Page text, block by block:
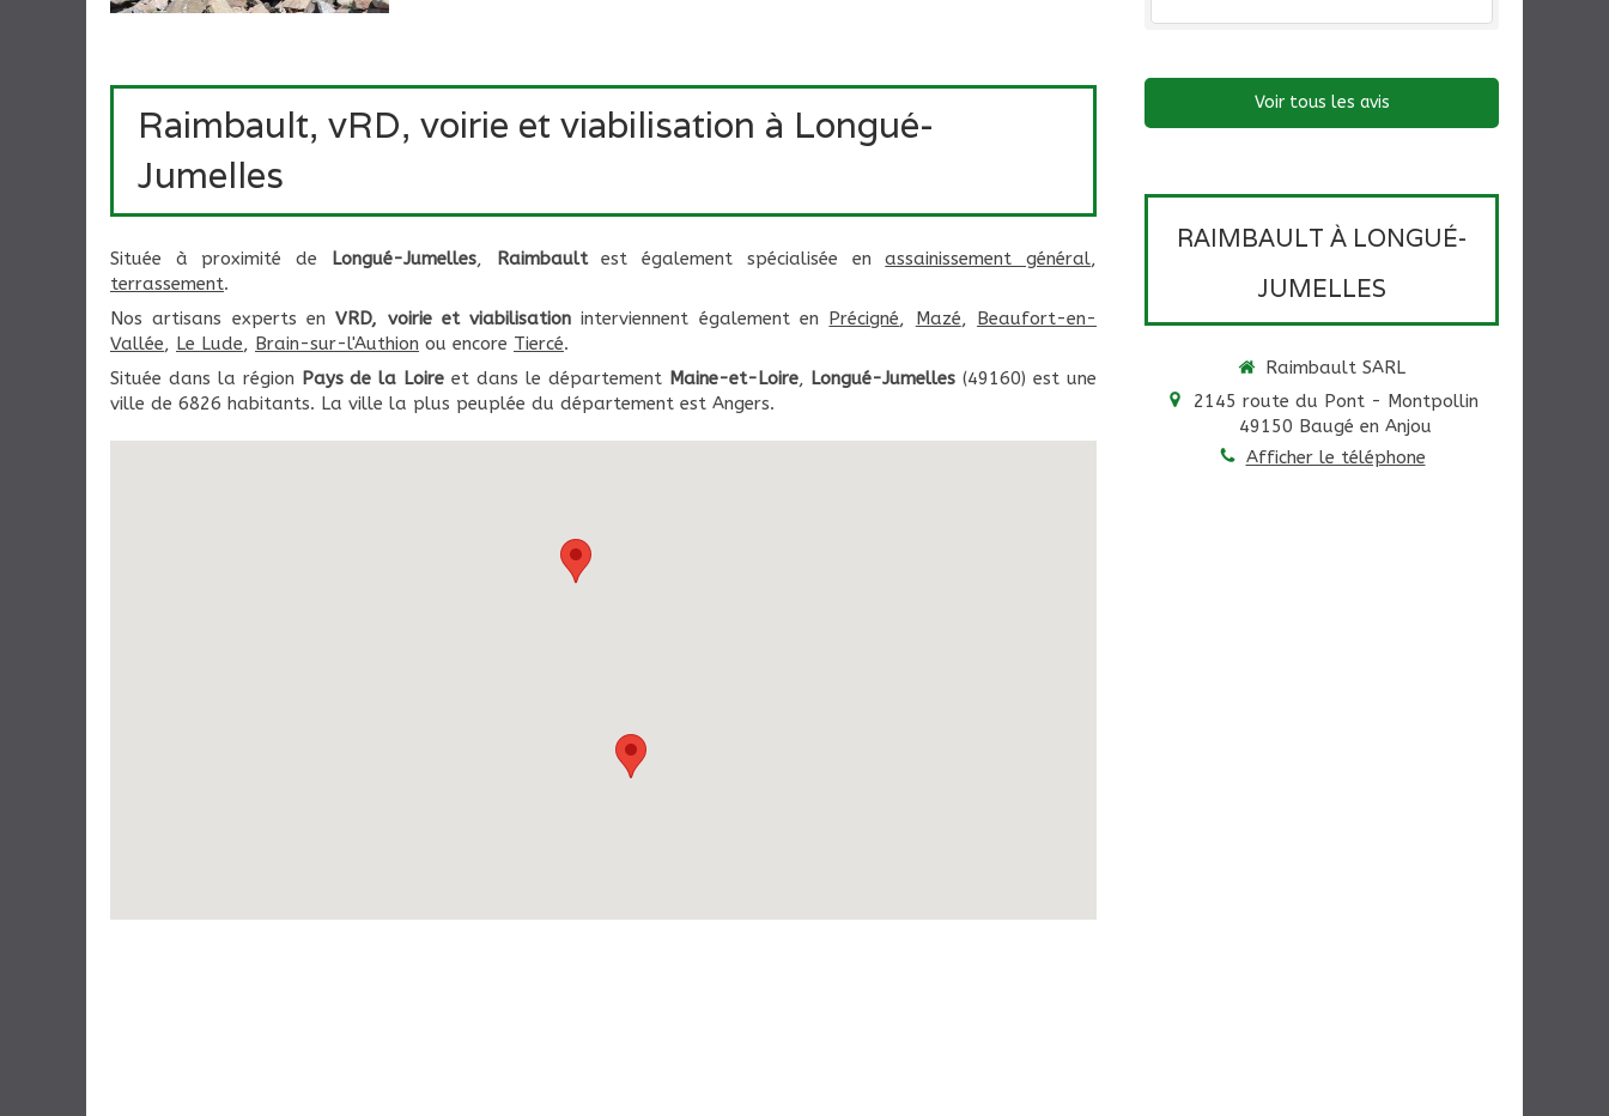
Raimbault, vRD, voirie et viabilisation à Longué-
Jumelles
Située à proximité de Longué-Jumelles, Raimbaultest également spécialisée enassainissement général,
terrassement.
Nos artisans experts enVRD, voirie et viabilisation interviennent également en Précigné, Mazé,
Beaufort-en-
Vallée, Le Lude, Brain-sur-l'Authion ou encore Tiercé.
Située dans la région Pays de la Loire et dans le département Maine-et-Loire, Longué-Jumelles (49160) est une
ville de 6826 habitants. La ville la plus peuplée du département est Angers.
Voir tous les avis
RAIMBAULT À LONGUÉ-
JUMELLES
Raimbault SARL
2145 route du Pont - Montpollin
49150 Baugé en Anjou
Afficher le téléphone